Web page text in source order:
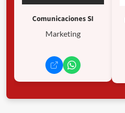
Comunicaciones SI
Marketing